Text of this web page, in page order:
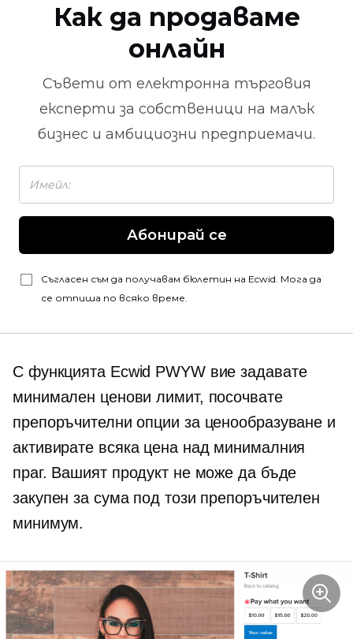
Как да продаваме
онлайн
Съвети от електронна търговия
експерти за собственици на малък
бизнес и амбициозни предприемачи.
Абонирай се
Съгласен съм да получавам бюлетин на Ecwid. Мога да
се отпиша по всяко време.
С функцията Ecwid PWYW вие задавате
минимален ценови лимит, посочвате
препоръчителни опции за ценообразуване и
активирате всяка цена над минималния
праг. Вашият продукт не може да бъде
закупен за сума под този препоръчителен
минимум.